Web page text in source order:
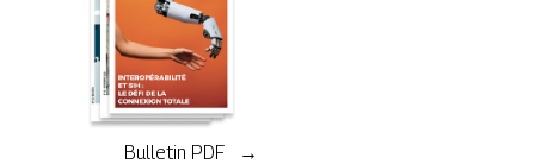
Bulletin PDF →